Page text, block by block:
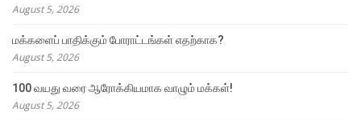
August 5, 2026
மக்களைப் பாதிக்கும் போராட்டங்கள் எதற்காக?
August 5, 2026
100 வயது வரை ஆரோக்கியமாக வாழும் மக்கள்!
August 5, 2026